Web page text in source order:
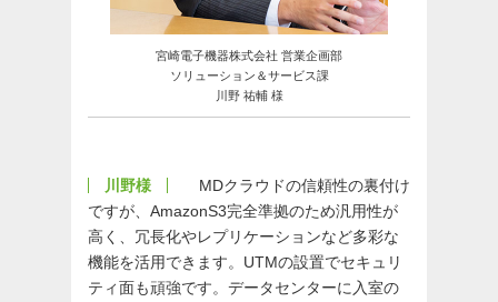
宮崎電子機器株式会社 営業企画部
ソリューション＆サービス課
川野 祐輔 様
川野様
MDクラウドの信頼性の裏付け
ですが、AmazonS3完全準拠のため汎用性が
高く、冗長化やレプリケーションなど多彩な
機能を活用できます。UTMの設置でセキュリ
ティ面も頑強です。データセンターに入室の